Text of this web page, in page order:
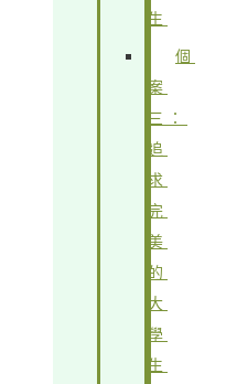
生
個
案
三：
追
求
完
美
的
大
學
生